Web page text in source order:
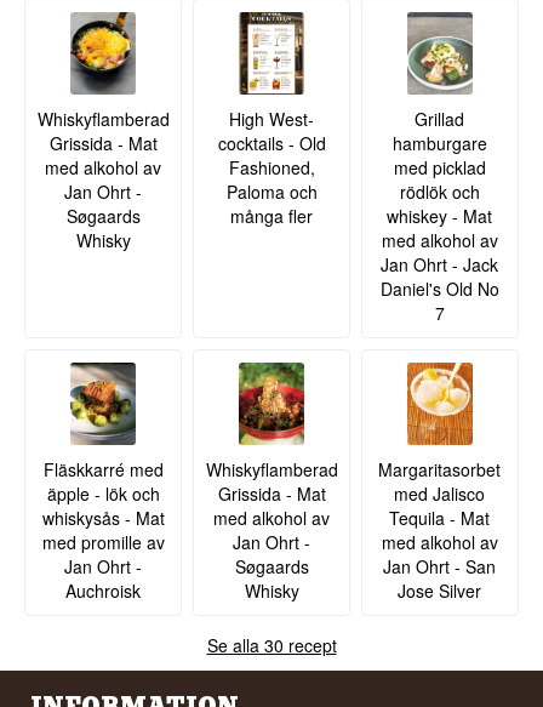
Whiskyflamberad
Grissida - Mat
med alkohol av
Jan Ohrt -
Søgaards
Whisky
High West-
cocktails - Old
Fashioned,
Paloma och
många fler
Grillad
hamburgare
med picklad
rödlök och
whiskey - Mat
med alkohol av
Jan Ohrt - Jack
Daniel's Old No
7
Fläskkarré med
äpple - lök och
whiskysås - Mat
med promille av
Jan Ohrt -
Auchroisk
Whiskyflamberad
Grissida - Mat
med alkohol av
Jan Ohrt -
Søgaards
Whisky
Margaritasorbet
med Jalisco
Tequila - Mat
med alkohol av
Jan Ohrt - San
Jose Silver
Se alla 30 recept